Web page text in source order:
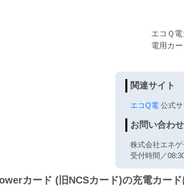
エコＱ
電用カー
関連サイト
エコQ電 公式サ
お問い合わ
株式会社エネ
受付時間／
カード (旧NCSカード)の充電カード